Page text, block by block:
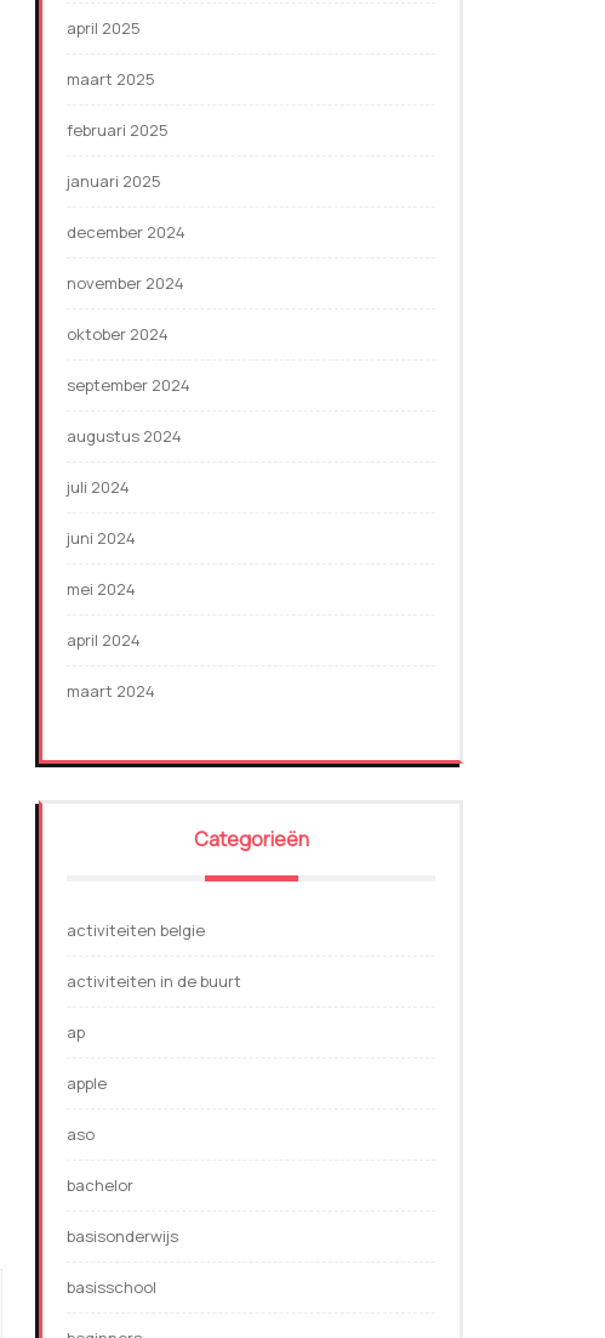
april 2025
maart 2025
februari 2025
januari 2025
december 2024
november 2024
oktober 2024
september 2024
augustus 2024
juli 2024
juni 2024
mei 2024
april 2024
maart 2024
Categorieën
activiteiten belgie
activiteiten in de buurt
ap
apple
aso
bachelor
basisonderwijs
basisschool